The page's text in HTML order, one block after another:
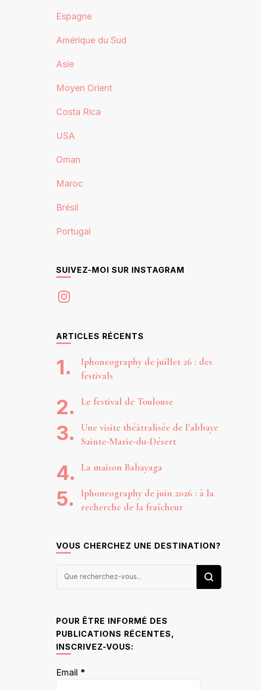
Espagne
Amérique du Sud
Asie
Moyen Orient
Costa Rica
USA
Oman
Maroc
Brésil
Portugal
SUIVEZ-MOI SUR INSTAGRAM
Instagram
ARTICLES RÉCENTS
Iphoneography de juillet 26 : des
festivals
Le festival de Toulouse
Une visite théâtralisée de l’abbaye
Sainte-Marie-du-Désert
La maison Babayaga
Iphoneography de juin 2026 : à la
recherche de la fraîcheur
VOUS CHERCHEZ UNE DESTINATION?
Vous
POUR ÊTRE INFORMÉ DES
PUBLICATIONS RÉCENTES,
INSCRIVEZ-VOUS:
Email *